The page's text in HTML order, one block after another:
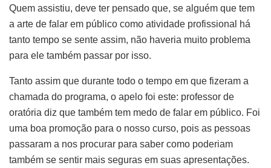
Quem assistiu, deve ter pensado que, se alguém que tem
a arte de falar em público como atividade profissional há
tanto tempo se sente assim, não haveria muito problema
para ele também passar por isso.
Tanto assim que durante todo o tempo em que fizeram a
chamada do programa, o apelo foi este: professor de
oratória diz que também tem medo de falar em público. Foi
uma boa promoção para o nosso curso, pois as pessoas
passaram a nos procurar para saber como poderiam
também se sentir mais seguras em suas apresentações.